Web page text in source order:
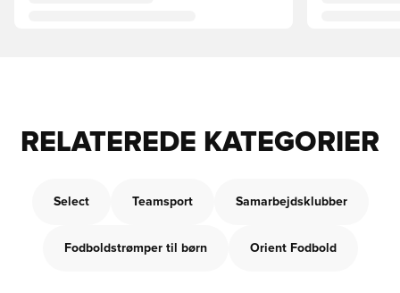
RELATEREDE KATEGORIER
Select Teamsport Samarbejdsklubber
Fodboldstrømper til børn Orient Fodbold